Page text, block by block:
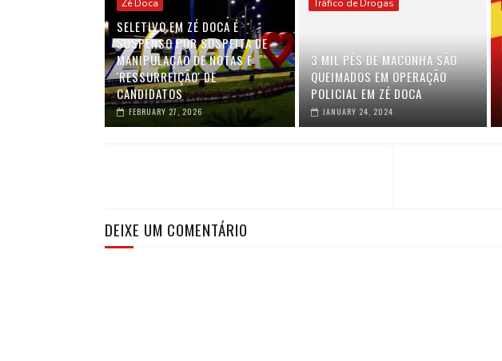
Zé Doca
SELETIVO EM ZÉ DOCA É
SUSPENSO POR SUSPEITA DE
MANIPULAÇÃO DE NOTAS E
'RESSURREIÇÃO' DE
CANDIDATOS
FEBRUARY 27, 2026
Tráfico de Drogas
3 MIL PÉS DE MACONHA SÃO
QUEIMADOS EM OPERAÇÃO
POLICIAL EM ZÉ DOCA
JANUARY 24, 2024
DEIXE UM COMENTÁRIO